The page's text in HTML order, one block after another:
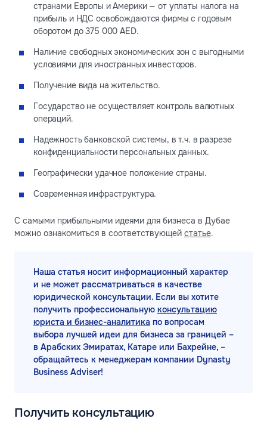
странами Европы и Америки — от уплаты налога на
прибыль и НДС освобождаются фирмы с годовым
оборотом до 375 000 AED.
Наличие свободных экономических зон с выгодными
условиями для иностранных инвесторов.
Получение вида на жительство.
Государство не осуществляет контроль валютных
операций.
Надежность банковской системы, в т.ч. в разрезе
конфиденциальности персональных данных.
Географически удачное положение страны.
Современная инфраструктура.
С самыми прибыльными идеями для бизнеса в Дубае
можно ознакомиться в соответствующей статье.
Наша статья носит информационный характер
и не может рассматриваться в качестве
юридической консультации. Если вы хотите
получить профессиональную консультацию
юриста и бизнес-аналитика по вопросам
выбора лучшей идеи для бизнеса за границей –
в Арабских Эмиратах, Катаре или Бахрейне, –
обращайтесь к менеджерам компании Dynasty
Business Adviser!
Получить консультацию